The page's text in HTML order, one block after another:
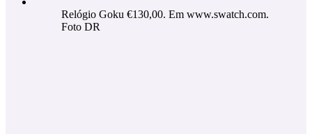
Relógio Goku €130,00. Em www.swatch.com.
Foto DR